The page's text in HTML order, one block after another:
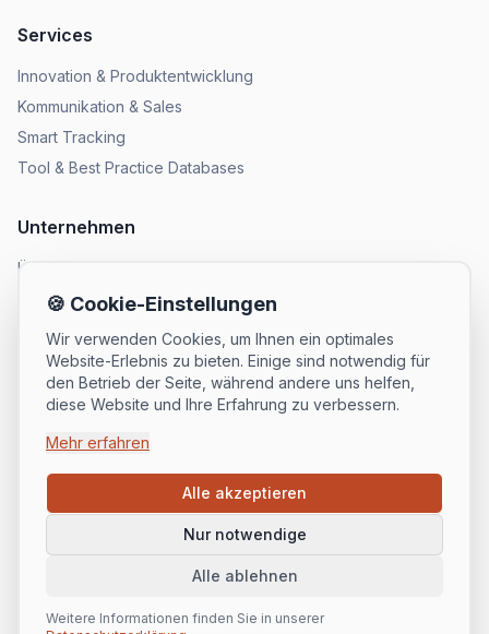
🍪 Cookie-Einstellungen
Wir verwenden Cookies, um Ihnen ein optimales
Website-Erlebnis zu bieten. Einige sind notwendig für
den Betrieb der Seite, während andere uns helfen,
diese Website und Ihre Erfahrung zu verbessern.
Mehr erfahren
Alle akzeptieren
Nur notwendige
Alle ablehnen
Weitere Informationen finden Sie in unserer
Services
Innovation & Produktentwicklung
Kommunikation & Sales
Smart Tracking
Tool & Best Practice Databases
Unternehmen
Über uns
Methodik
Kontakt
Kontakt
© 2025 straight.one. Alle Rechte vorbehalten.
Datenschutz Impressum